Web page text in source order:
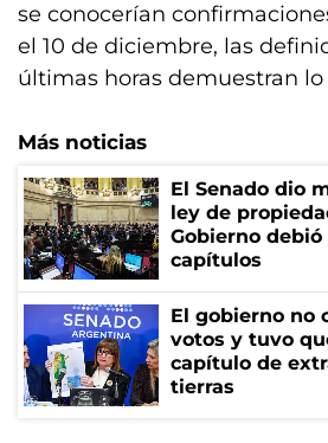
se conocerían
el 10 de diciembre, las
últimas horas demuestran lo
Más noticias
El Senado dio
ley de
Gobierno debió
capítulos
El gobierno no
votos y tuvo
capítulo de
tierras